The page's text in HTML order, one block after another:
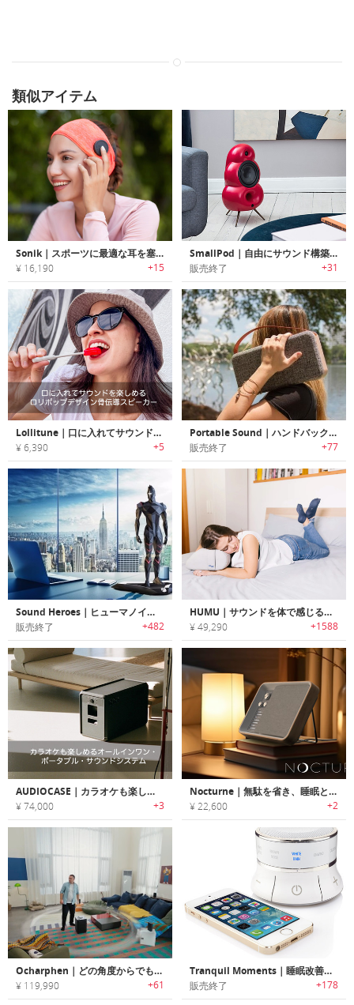
類似アイテム
Sonik｜スポーツに最適な耳を塞がない骨伝導ヘアバンド「ソニック」
¥ 16,190 +15
SmallPod｜自由にサウンド構築が可能なユニークデザインBluetoothスピーカー
販売終了 +31
Lollitune｜口に入れてサウンドを楽しめるロリポップデザイン骨伝導スピーカー「ロリチューン」
¥ 6,390 +5
Portable Sound｜ハンドバックスタイルBluetoothスピーカー「ポータブルサウンド」
販売終了 +77
Sound Heroes｜ヒューマノイドデザインBluetoothスピーカー「サウンドヒーロー」
販売終了 +482
HUMU｜サウンドを体で感じるオーディオクッション「フム」
¥ 49,290 +1588
AUDIOCASE｜カラオケも楽しめるオールインワン・ポータブル・サウンドシステム「オーディオケース」
¥ 74,000 +3
Nocturne｜無駄を省き、睡眠と集中に特化したミニマルサウンドマシン
¥ 22,600 +2
Ocharphen｜どの角度からでも没入できる、まるで映画館にいるようなサラウンドサウンドシステム
¥ 119,990 +61
Tranquil Moments｜睡眠改善サウンドプログラム搭載ベッドサイドワイヤレスBluetoothスピーカー
販売終了 +178